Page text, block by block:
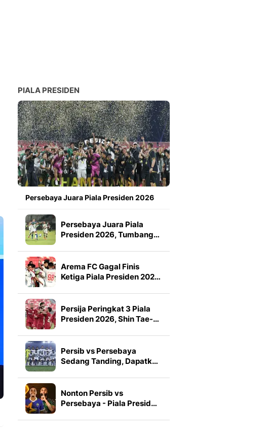
PIALA PRESIDEN
Persebaya Juara Piala Presiden 2026
Persebaya Juara Piala
Presiden 2026, Tumbang…
Arema FC Gagal Finis
Ketiga Piala Presiden 202…
Persija Peringkat 3 Piala
Presiden 2026, Shin Tae-…
Persib vs Persebaya
Sedang Tanding, Dapatk…
Nonton Persib vs
Persebaya - Piala Presid…